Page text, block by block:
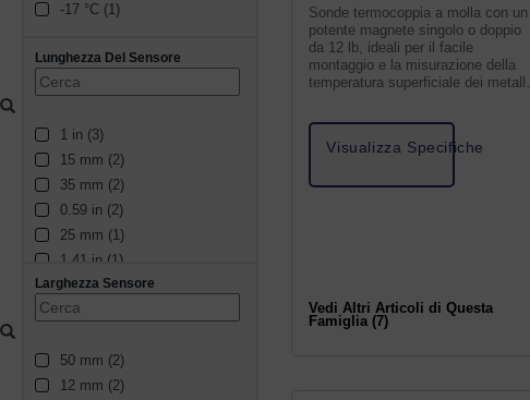
-17 °C (1)
Lunghezza Del Sensore
1 in (3)
15 mm (2)
35 mm (2)
0.59 in (2)
25 mm (1)
1.41 in (1)
1.38 in (1)
Larghezza Sensore
50 mm (2)
12 mm (2)
Sonde termocoppia a molla con un
potente magnete singolo o doppio
da 12 lb, ideali per il facile
montaggio e la misurazione della
temperatura superficiale dei metalli
Visualizza Specifiche
Vedi Altri Articoli di Questa
Famiglia (7)